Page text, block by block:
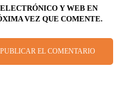
Y WEB EN
VEZ QUE COMENTE.